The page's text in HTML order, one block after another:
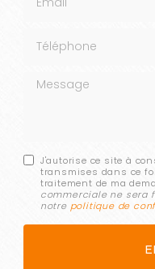
Message
J'autorise ce site à
transmises dans ce
traitement de ma
commerciale ne sera
notre politique de